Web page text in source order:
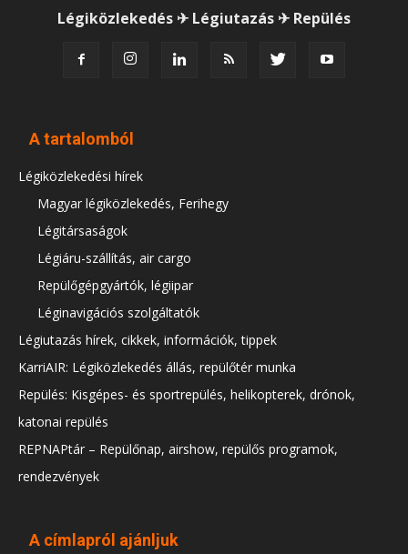
Légiközlekedés ✈ Légiutazás ✈ Repülés
A tartalomból
Légiközlekedési hírek
Magyar légiközlekedés, Ferihegy
Légitársaságok
Légiáru-szállítás, air cargo
Repülőgépgyártók, légiipar
Léginavigációs szolgáltatók
Légiutazás hírek, cikkek, információk, tippek
KarriAIR: Légiközlekedés állás, repülőtér munka
Repülés: Kisgépes- és sportrepülés, helikopterek, drónok,
katonai repülés
REPNAPtár – Repülőnap, airshow, repülős programok,
rendezvények
A címlapról ajánljuk